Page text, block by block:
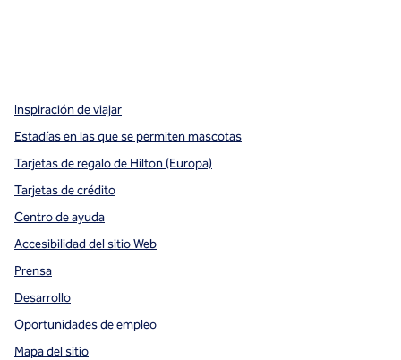
Inspiración de viajar
Estadías en las que se permiten mascotas
Tarjetas de regalo de Hilton (Europa)
Tarjetas de crédito
Centro de ayuda
Accesibilidad del sitio Web
Prensa
Desarrollo
Oportunidades de empleo
Mapa del sitio